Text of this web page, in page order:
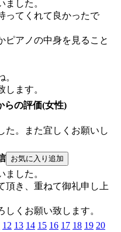
した。
ってくれて良かったで
ピアノの中身を見ること
ます。
らの評価(女性)
た。また宜しくお願いし
した。
頂き、重ねて御礼申し上
くお願い致します。
12 13 14 15 16 17 18 19 20